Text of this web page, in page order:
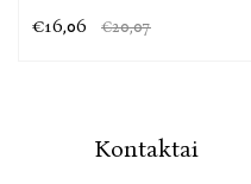
€16,06 €20,07
Kontaktai